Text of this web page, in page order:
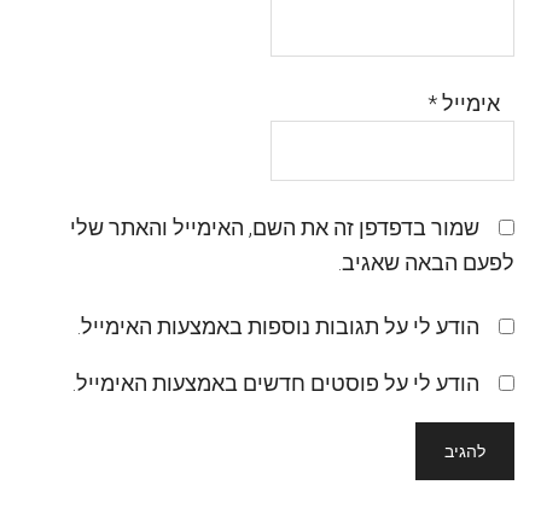
אימייל*
שמור בדפדפן זה את השם, האימייל והאתר שלי
לפעם הבאה שאגיב.
הודע לי על תגובות נוספות באמצעות האימייל.
הודע לי על פוסטים חדשים באמצעות האימייל.